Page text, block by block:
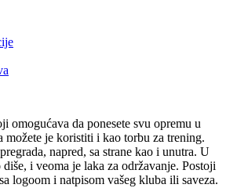
omogućava da ponesete svu opremu u
možete je koristiti i kao torbu za trening.
napred, sa strane kao i unutra. U
i veoma je laka za održavanje. Postoji
logoom i natpisom vašeg kluba ili saveza.